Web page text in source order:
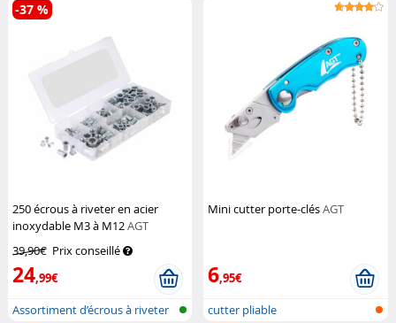
250 écrous à riveter en acier
inoxydable M3 à M12AGT
39,90€ Prix conseillé
24,99€
-37 %
Assortiment d’écrous à riveter
Mini cutter porte-clésAGT
6,95€
cutter pliable